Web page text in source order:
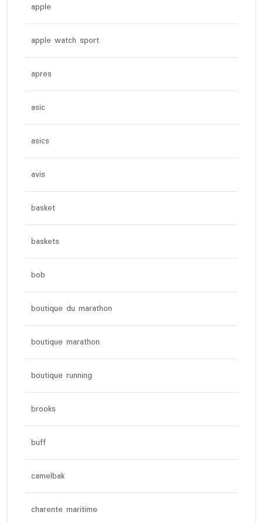
apple
apple watch sport
apres
asic
asics
avis
basket
baskets
bob
boutique du marathon
boutique marathon
boutique running
brooks
buff
camelbak
charente maritime